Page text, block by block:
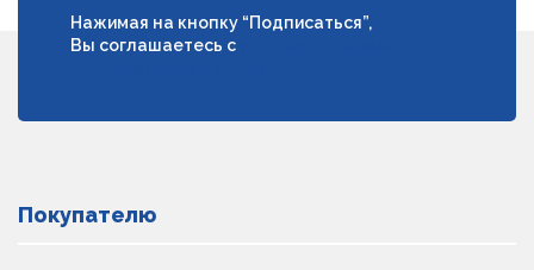
Нажимая на кнопку “Подписаться”,
Вы соглашаетесь с
Покупателю